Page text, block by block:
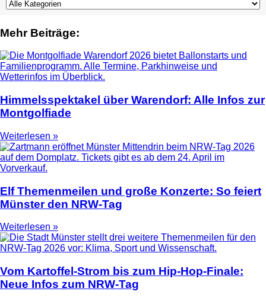
Mehr Beiträge:
Himmelsspektakel über Warendorf: Alle Infos zur
Montgolfiade
Weiterlesen »
Elf Themenmeilen und große Konzerte: So feiert
Münster den NRW-Tag
Weiterlesen »
Vom Kartoffel-Strom bis zum Hip-Hop-Finale:
Neue Infos zum NRW-Tag